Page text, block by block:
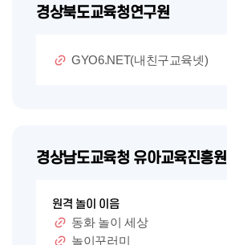
경상북도교육청연구원
GYO6.NET(내친구교육넷)
경상남도교육청 유아교육진흥원
원격 놀이 이음
동화 놀이 세상
놀이꾸러미